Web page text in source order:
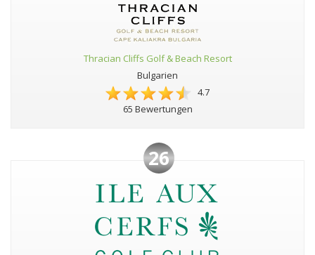
Thracian Cliffs Golf & Beach Resort
Bulgarien
4.7
65 Bewertungen
26